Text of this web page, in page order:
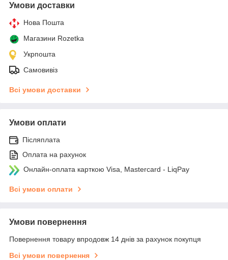
Умови доставки
Нова Пошта
Магазини Rozetka
Укрпошта
Самовивіз
Всі умови доставки
Умови оплати
Післяплата
Оплата на рахунок
Онлайн-оплата карткою Visa, Mastercard - LiqPay
Всі умови оплати
Умови повернення
Повернення товару впродовж 14 днів за рахунок покупця
Всі умови повернення